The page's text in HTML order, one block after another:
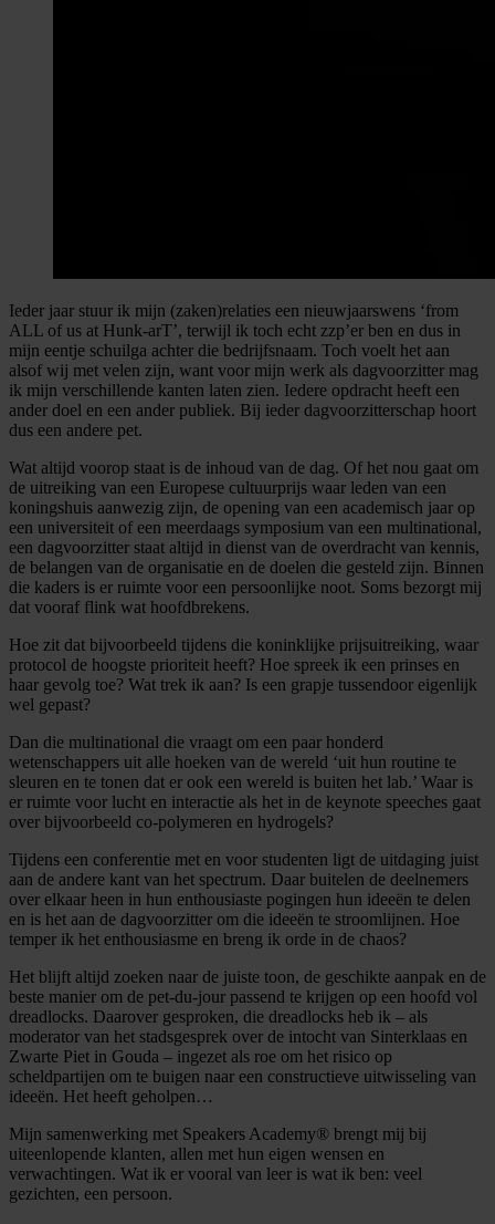
Ieder jaar stuur ik mijn (zaken)relaties een nieuwjaarswens ‘from
ALL of us at Hunk-arT’, terwijl ik toch echt zzp’er ben en dus in
mijn eentje schuilga achter die bedrijfsnaam. Toch voelt het aan
alsof wij met velen zijn, want voor mijn werk als dagvoorzitter mag
ik mijn verschillende kanten laten zien. Iedere opdracht heeft een
ander doel en een ander publiek. Bij ieder dagvoorzitterschap hoort
dus een andere pet.
Wat altijd voorop staat is de inhoud van de dag. Of het nou gaat om
de uitreiking van een Europese cultuurprijs waar leden van een
koningshuis aanwezig zijn, de opening van een academisch jaar op
een universiteit of een meerdaags symposium van een multinational,
een dagvoorzitter staat altijd in dienst van de overdracht van kennis,
de belangen van de organisatie en de doelen die gesteld zijn. Binnen
die kaders is er ruimte voor een persoonlijke noot. Soms bezorgt mij
dat vooraf flink wat hoofdbrekens.
Hoe zit dat bijvoorbeeld tijdens die koninklijke prijsuitreiking, waar
protocol de hoogste prioriteit heeft? Hoe spreek ik een prinses en
haar gevolg toe? Wat trek ik aan? Is een grapje tussendoor eigenlijk
wel gepast?
Dan die multinational die vraagt om een paar honderd
wetenschappers uit alle hoeken van de wereld ‘uit hun routine te
sleuren en te tonen dat er ook een wereld is buiten het lab.’ Waar is
er ruimte voor lucht en interactie als het in de keynote speeches gaat
over bijvoorbeeld co-polymeren en hydrogels?
Tijdens een conferentie met en voor studenten ligt de uitdaging juist
aan de andere kant van het spectrum. Daar buitelen de deelnemers
over elkaar heen in hun enthousiaste pogingen hun ideeën te delen
en is het aan de dagvoorzitter om die ideeën te stroomlijnen. Hoe
temper ik het enthousiasme en breng ik orde in de chaos?
Het blijft altijd zoeken naar de juiste toon, de geschikte aanpak en de
beste manier om de pet-du-jour passend te krijgen op een hoofd vol
dreadlocks. Daarover gesproken, die dreadlocks heb ik – als
moderator van het stadsgesprek over de intocht van Sinterklaas en
Zwarte Piet in Gouda – ingezet als roe om het risico op
scheldpartijen om te buigen naar een constructieve uitwisseling van
ideeën. Het heeft geholpen…
Mijn samenwerking met Speakers Academy® brengt mij bij
uiteenlopende klanten, allen met hun eigen wensen en
verwachtingen. Wat ik er vooral van leer is wat ik ben: veel
gezichten, een persoon.